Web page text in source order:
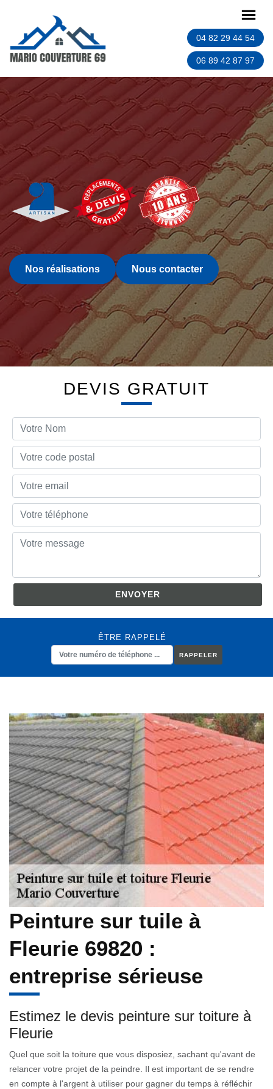
04 82 29 44 54
06 89 42 87 97
Nos réalisations Nous contacter
DEVIS GRATUIT
ÊTRE RAPPELÉ
Peinture sur tuile à
Fleurie 69820 :
entreprise sérieuse
Estimez le devis peinture sur toiture à
Fleurie
Quel que soit la toiture que vous disposiez, sachant qu'avant de
relancer votre projet de la peindre. Il est important de se rendre
en compte à l'argent à utiliser pour gagner du temps à réfléchir